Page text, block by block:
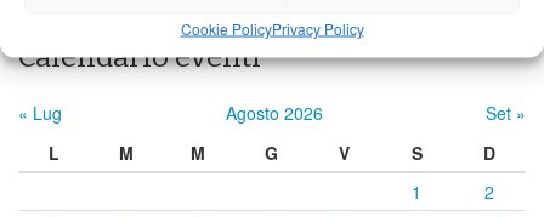
Cookie PolicyPrivacy Policy
Calendario eventi
« Lug Agosto 2026
Set »
L
M M G V S
D
1
2